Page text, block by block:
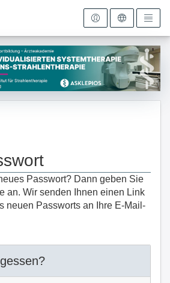
Passwort? Dann geben Sie
an. Wir senden Ihnen einen Link
neuen Passworts an Ihre E-Mail-